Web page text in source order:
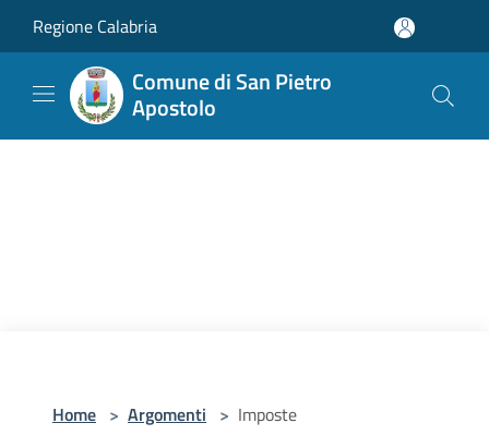
Regione Calabria
Comune di San Pietro
Apostolo
Home > Argomenti > Imposte